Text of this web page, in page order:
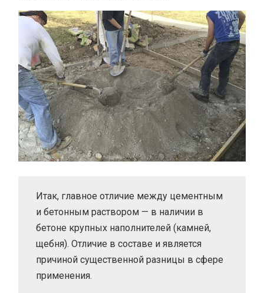
Итак, главное отличие между цементным
и бетонным раствором — в наличии в
бетоне крупных наполнителей (камней,
щебня). Отличие в составе и является
причиной существенной разницы в сфере
применения.